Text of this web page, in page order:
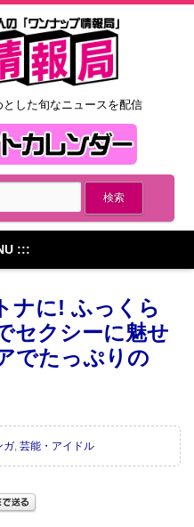
した旬なニュースを配信
:::
ナに! ふっくら
セクシーに魅せ
でたっぷりの
ガ 芸能・アイドル